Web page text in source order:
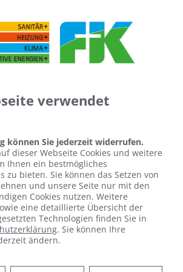
verwendet
können Sie jederzeit widerrufen.
dieser Webseite Cookies und weitere
Ihnen ein bestmögliches
zu bieten. Sie können das Setzen von
und unsere Seite nur mit den
Cookies nutzen. Weitere
eine detaillierte Übersicht der
Technologien finden Sie in
. Sie können Ihre
ändern.